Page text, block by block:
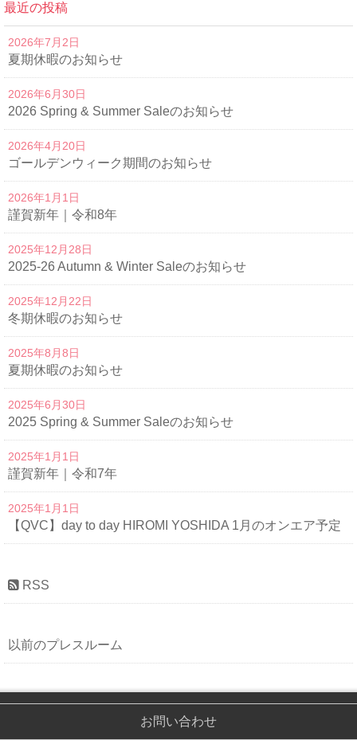
最近の投稿
夏期休暇のお知らせ
2026年7月2日
2026 Spring & Summer Saleのお知らせ
2026年6月30日
ゴールデンウィーク期間のお知らせ
2026年4月20日
謹賀新年｜令和8年
2026年1月1日
2025-26 Autumn & Winter Saleのお知らせ
2025年12月28日
冬期休暇のお知らせ
2025年12月22日
夏期休暇のお知らせ
2025年8月8日
2025 Spring & Summer Saleのお知らせ
2025年6月30日
謹賀新年｜令和7年
2025年1月1日
【QVC】day to day HIROMI YOSHIDA 1月のオンエア予定
2025年1月1日
RSS
以前のプレスルーム
お問い合わせ